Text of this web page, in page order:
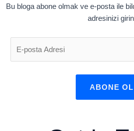
Bu bloga abone olmak ve e-posta ile
adresinizi
ABONE OL